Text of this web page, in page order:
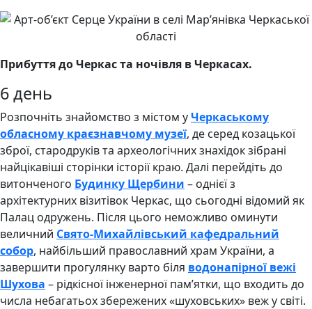
Прибуття до Черкас та ночівля в Черкасах.
6 день
Розпочніть знайомство з містом уЧеркаському
обласному краєзнавчому музеї, де серед козацької
зброї, стародруків та археологічних знахідок зібрані
найцікавіші сторінки історії краю. Далі перейдіть до
витонченого Будинку Щербини – однієї з
архітектурних візитівок Черкас, що сьогодні відомий як
Палац одружень. Після цього неможливо оминути
величний Свято-Михайлівський кафедральний
собор, найбільший православний храм України, а
завершити прогулянку варто біля водонапірної вежі
Шухова – рідкісної інженерної пам’ятки, що входить до
числа небагатьох збережених «шуховських» веж у світі.